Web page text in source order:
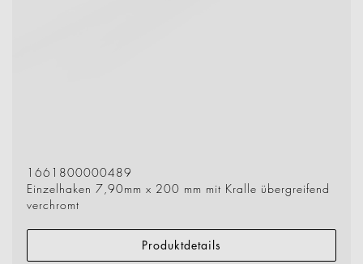
1661800000489
Einzelhaken 7,90mm x 200 mm mit Kralle übergreifend
verchromt
Produktdetails